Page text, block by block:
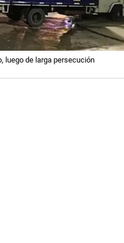
luego de larga persecución